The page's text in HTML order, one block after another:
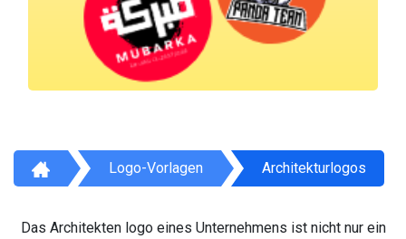
Logo-Vorlagen Architekturlogos
Das Architekten logo eines Unternehmens ist nicht nur ein